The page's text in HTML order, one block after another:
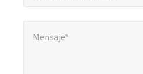
Mensaje*